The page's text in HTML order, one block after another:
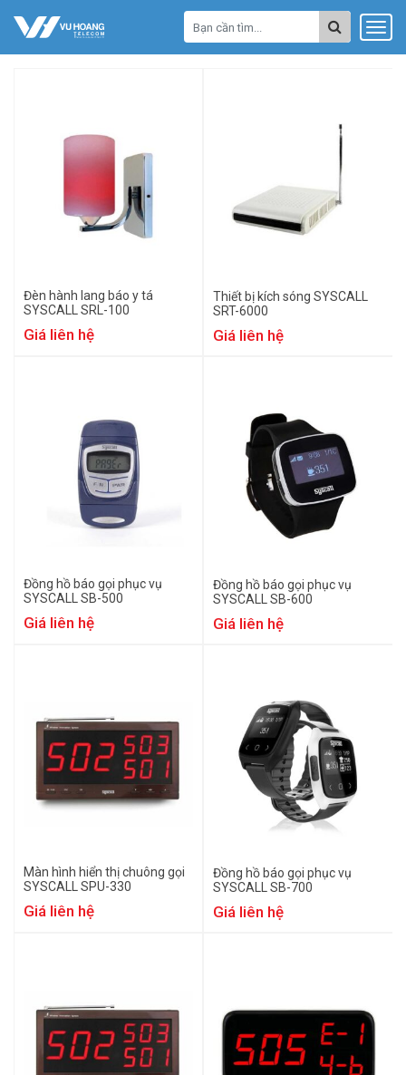
Đèn hành lang báo y tá
SYSCALL SRL-100
Giá liên hệ
Thiết bị kích sóng SYSCALL
SRT-6000
Giá liên hệ
Đồng hồ báo gọi phục vụ
SYSCALL SB-500
Giá liên hệ
Đồng hồ báo gọi phục vụ
SYSCALL SB-600
Giá liên hệ
Màn hình hiển thị chuông gọi
SYSCALL SPU-330
Giá liên hệ
Đồng hồ báo gọi phục vụ
SYSCALL SB-700
Giá liên hệ